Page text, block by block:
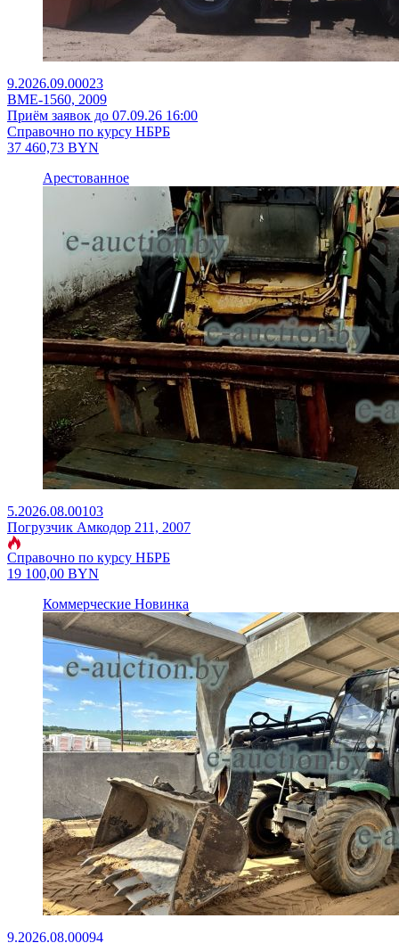
9.2026.09.00023
ВМЕ-1560, 2009
Приём заявок до 07.09.26 16:00
Справочно по курсу НБРБ
37 460,73 BYN
Арестованное
5.2026.08.00103
Погрузчик Амкодор 211, 2007
Справочно по курсу НБРБ
19 100,00 BYN
Коммерческие Новинка
9.2026.08.00094